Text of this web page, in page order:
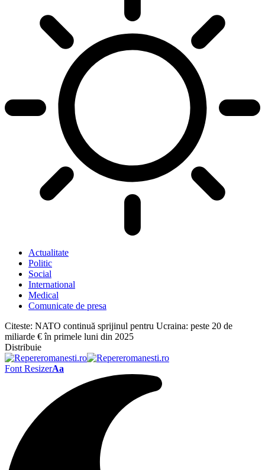
Actualitate
Politic
Social
International
Medical
Comunicate de presa
Citeste: NATO continuă sprijinul pentru Ucraina: peste 20 de
miliarde € în primele luni din 2025
Distribuie
Font ResizerAa